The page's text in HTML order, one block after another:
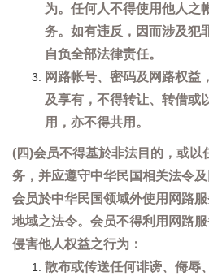
为。任何人不得使用他人之
务。如有违反，因而涉及犯
自负全部法律责任。
网路帐号、密码及网路权益
及享有，不得转让、转借或
用，亦不得共用。
(四)会员不得基於非法目的，或以
务，并应遵守中华民国相关法令
会员於中华民国领域外使用网路
地域之法令。会员不得利用网路
侵害他人权益之行为：
散布或传送任何诽谤、侮辱